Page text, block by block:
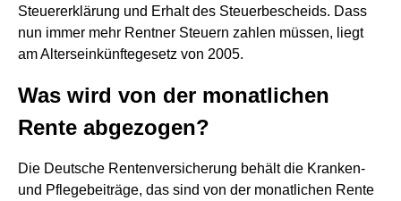
Steuererklärung und Erhalt des Steuerbescheids. Dass
nun immer mehr Rentner Steuern zahlen müssen, liegt
am Alterseinkünftegesetz von 2005.
Was wird von der monatlichen
Rente abgezogen?
Die Deutsche Rentenversicherung behält die Kranken-
und Pflegebeiträge, das sind von der monatlichen Rente